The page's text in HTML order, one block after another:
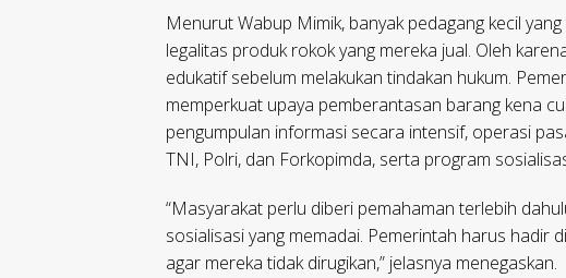
Menurut Wabup Mimik, banyak pedagang kecil
legalitas produk rokok yang mereka jual. Oleh
edukatif sebelum melakukan tindakan hukum.
memperkuat upaya pemberantasan barang kena
pengumpulan informasi secara intensif, operasi
TNI, Polri, dan Forkopimda, serta program
“Masyarakat perlu diberi pemahaman terlebih
sosialisasi yang memadai. Pemerintah harus hadir
agar mereka tidak dirugikan,” jelasnya menegaskan.